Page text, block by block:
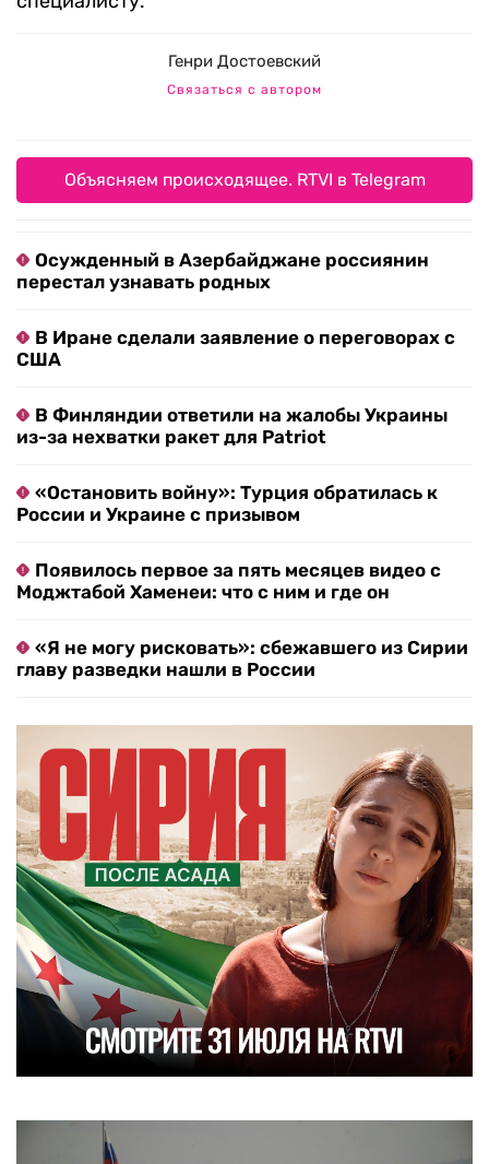
Генри Достоевский
Связаться с автором
Объясняем происходящее. RTVI в Telegram
Осужденный в Азербайджане россиянин
перестал узнавать родных
В Иране сделали заявление о переговорах с
США
В Финляндии ответили на жалобы Украины
из-за нехватки ракет для Patriot
«Остановить войну»: Турция обратилась к
России и Украине с призывом
Появилось первое за пять месяцев видео с
Моджтабой Хаменеи: что с ним и где он
«Я не могу рисковать»: сбежавшего из Сирии
главу разведки нашли в России